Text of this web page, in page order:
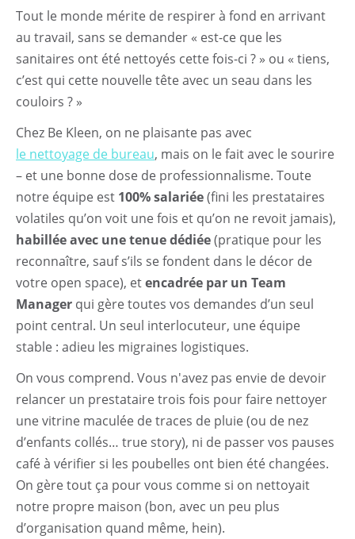
Tout le monde mérite de respirer à fond en arrivant
au travail, sans se demander « est-ce que les
sanitaires ont été nettoyés cette fois-ci ? » ou « tiens,
c’est qui cette nouvelle tête avec un seau dans les
couloirs ? »
Chez Be Kleen, on ne plaisante pas avec
le nettoyage de bureau, mais on le fait avec le sourire
– et une bonne dose de professionnalisme. Toute
notre équipe est 100% salariée(fini les prestataires
volatiles qu’on voit une fois et qu’on ne revoit jamais),
habillée avec une tenue dédiée(pratique pour les
reconnaître, sauf s’ils se fondent dans le décor de
votre open space), etencadrée par un Team
Manager qui gère toutes vos demandes d’un seul
point central. Un seul interlocuteur, une équipe
stable : adieu les migraines logistiques.
On vous comprend. Vous n'avez pas envie de devoir
relancer un prestataire trois fois pour faire nettoyer
une vitrine maculée de traces de pluie (ou de nez
d’enfants collés… true story), ni de passer vos pauses
café à vérifier si les poubelles ont bien été changées.
On gère tout ça pour vous comme si on nettoyait
notre propre maison (bon, avec un peu plus
d’organisation quand même, hein).